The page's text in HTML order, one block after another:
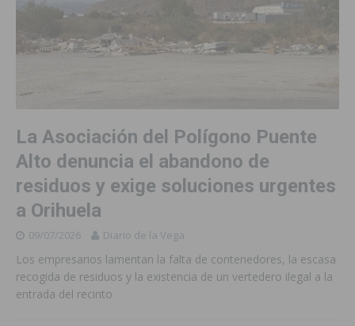
La Asociación del Polígono Puente
Alto denuncia el abandono de
residuos y exige soluciones urgentes
a Orihuela
09/07/2026 Diario de la Vega
Los empresarios lamentan la falta de contenedores, la escasa
recogida de residuos y la existencia de un vertedero ilegal a la
entrada del recinto